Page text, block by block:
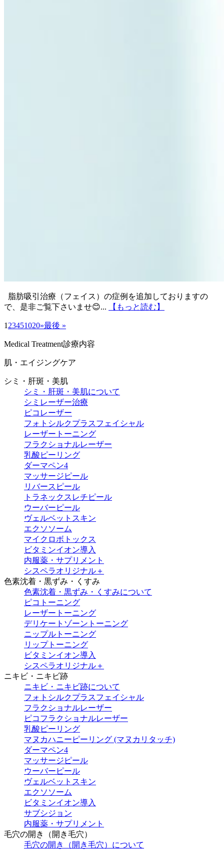
脂肪吸引治療（フェイス）の症例を追加しておりますの
で、是非ご覧下さいませ😊...
【もっと読む】
1 23451020»最後 »
Medical Treatment診療内容
肌・エイジングケア
シミ・肝斑・美肌
シミ・肝斑・美肌について
シミレーザー治療
ピコレーザー
フォトシルクプラスフェイシャル
レーザートーニング
フラクショナルレーザー
乳酸ピーリング
ダーマペン4
マッサージピール
リバースピール
トラネックスレチピール
ウーバーピール
ヴェルベットスキン
エクソソーム
マイクロボトックス
ビタミンイオン導入
内服薬・サプリメント
シスペラオリジナル＋
色素沈着・黒ずみ・くすみ
色素沈着・黒ずみ・くすみについて
ピコトーニング
レーザートーニング
デリケートゾーントーニング
ニップルトーニング
リップトーニング
ビタミンイオン導入
シスペラオリジナル＋
ニキビ・ニキビ跡
ニキビ・ニキビ跡について
フォトシルクプラスフェイシャル
フラクショナルレーザー
ピコフラクショナルレーザー
乳酸ピーリング
マヌカハニーピーリング (マヌカリタッチ)
ダーマペン4
マッサージピール
ウーバーピール
ヴェルベットスキン
エクソソーム
ビタミンイオン導入
サブシジョン
内服薬・サプリメント
毛穴の開き（開き毛穴）
毛穴の開き（開き毛穴）について